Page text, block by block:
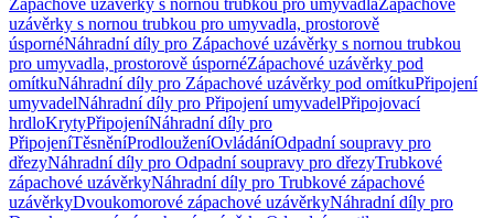
Zápachové uzávěrky s nornou trubkou pro umyvadlaZápachové
uzávěrky s nornou trubkou pro umyvadla, prostorově
úspornéNáhradní díly pro Zápachové uzávěrky s nornou trubkou
pro umyvadla, prostorově úspornéZápachové uzávěrky pod
omítkuNáhradní díly pro Zápachové uzávěrky pod omítkuPřipojení
umyvadelNáhradní díly pro Připojení umyvadelPřipojovací
hrdloKrytyPřipojeníNáhradní díly pro
PřipojeníTěsněníProdlouženíOvládáníOdpadní soupravy pro
dřezyNáhradní díly pro Odpadní soupravy pro dřezyTrubkové
zápachové uzávěrkyNáhradní díly pro Trubkové zápachové
uzávěrkyDvoukomorové zápachové uzávěrkyNáhradní díly pro